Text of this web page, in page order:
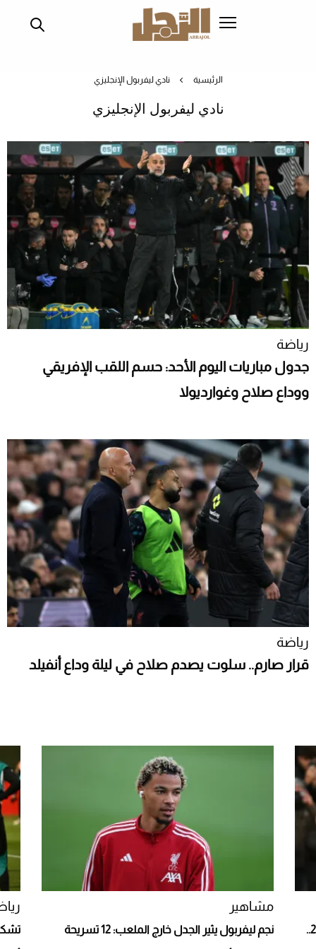
الرئيسية نادي ليفربول الإنجليزي
نادي ليفربول الإنجليزي
رياضة
جدول مباريات اليوم الأحد: حسم اللقب الإفريقي
ووداع صلاح وغوارديولا
رياضة
قرار صارم.. سلوت يصدم صلاح في ليلة وداع أنفيلد
ريان غرافنبيرغ يربط مستقبله بليفربول حتى 2032..
مشاهير
نجم ليفربول يثير الجدل خارج الملعب: 12 تسريحة